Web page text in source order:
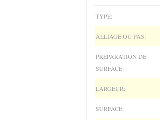
TYPE:
ALLIAGE OU PAS:
PRÉPARATION DE
SURFACE:
LARGEUR:
SURFACE: